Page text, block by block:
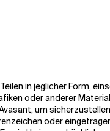
in jeglicher Form,
oder anderer
um
oder